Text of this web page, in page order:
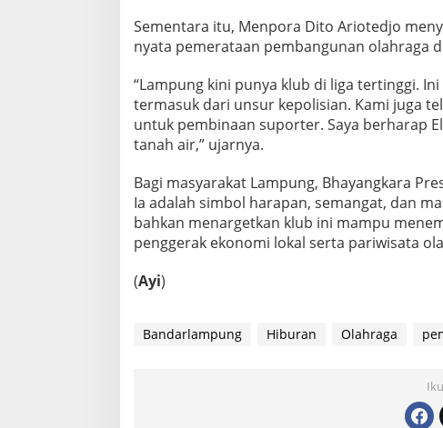
Sementara itu, Menpora Dito Ariotedjo
nyata pemerataan pembangunan olahraga
“Lampung kini punya klub di liga tertinggi.
termasuk dari unsur kepolisian. Kami juga
untuk pembinaan suporter. Saya berharap
tanah air,” ujarnya.
Bagi masyarakat Lampung, Bhayangkara
Ia adalah simbol harapan, semangat, dan
bahkan menargetkan klub ini mampu
penggerak ekonomi lokal serta pariwisata
(Ayi)
Bandarlampung Hiburan Olahraga